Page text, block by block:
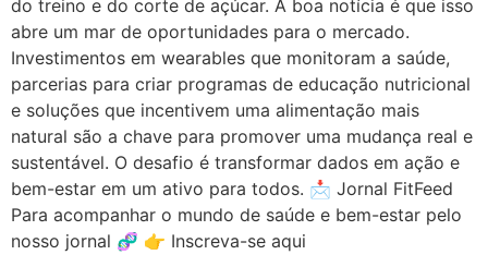
do treino e do corte de açúcar. A boa notícia é que isso
abre um mar de oportunidades para o mercado.
Investimentos em wearables que monitoram a saúde,
parcerias para criar programas de educação nutricional
e soluções que incentivem uma alimentação mais
natural são a chave para promover uma mudança real e
sustentável. O desafio é transformar dados em ação e
bem-estar em um ativo para todos. 📩 Jornal FitFeed
Para acompanhar o mundo de saúde e bem-estar pelo
nosso jornal 🧬 👉 Inscreva-se aqui